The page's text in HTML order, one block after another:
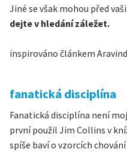
Jiné se však mohou před
dejte v hledání záležet.
inspirováno článkem
fanatická disciplína
Fanatická disciplína není
první použil Jim Collins v
spíše baví o vzorcích